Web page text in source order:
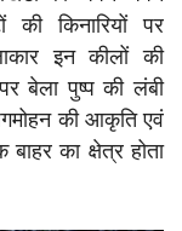
की किनारियों पर
इन कीलों की
बेला पुष्प की लंबी
की आकृति एवं
का क्षेत्र होता